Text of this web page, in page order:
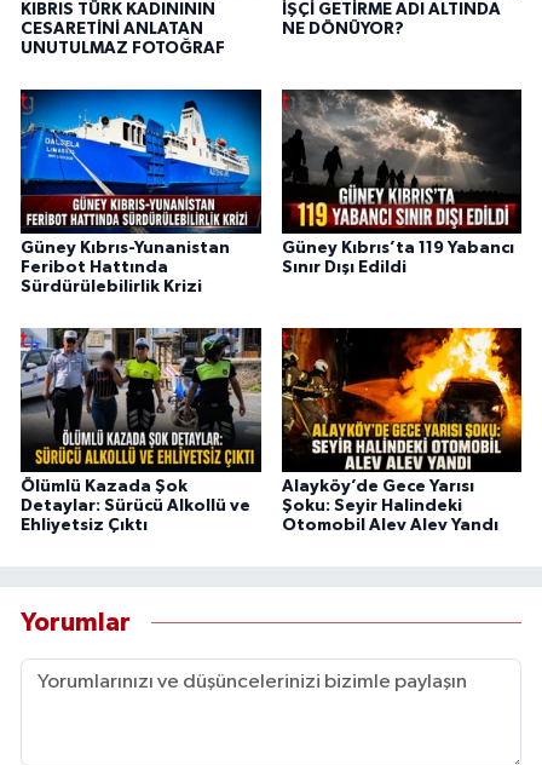
KIBRIS TÜRK KADINININ
CESARETİNİ ANLATAN
UNUTULMAZ FOTOĞRAF
İŞÇİ GETİRME ADI ALTINDA
NE DÖNÜYOR?
Güney Kıbrıs-Yunanistan
Feribot Hattında
Sürdürülebilirlik Krizi
Güney Kıbrıs’ta 119 Yabancı
Sınır Dışı Edildi
Ölümlü Kazada Şok
Detaylar: Sürücü Alkollü ve
Ehliyetsiz Çıktı
Alayköy’de Gece Yarısı
Şoku: Seyir Halindeki
Otomobil Alev Alev Yandı
Yorumlar